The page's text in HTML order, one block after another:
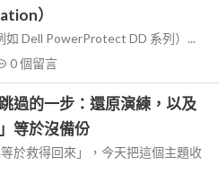
）
Dell PowerProtect DD 系列）...
0個留言
過的一步：還原演練，以及
等於沒備份
於救得回來」，今天把這個主題收